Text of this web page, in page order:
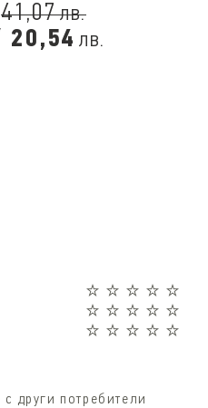
41,07лв.
20,54 лв.
други потребители